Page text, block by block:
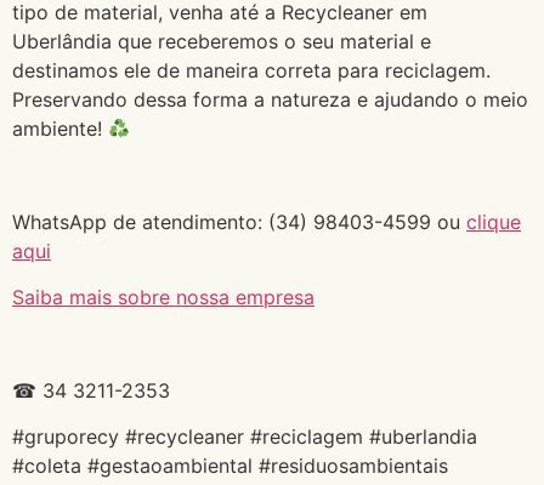
tipo de material, venha até a Recycleaner em
Uberlândia que receberemos o seu material e
destinamos ele de maneira correta para reciclagem.
Preservando dessa forma a natureza e ajudando o meio
ambiente!
WhatsApp de atendimento: (34) 98403-4599 ou clique
aqui
Saiba mais sobre nossa empresa
☎ 34 3211-2353
#gruporecy #recycleaner #reciclagem #uberlandia
#coleta #gestaoambiental #residuosambientais